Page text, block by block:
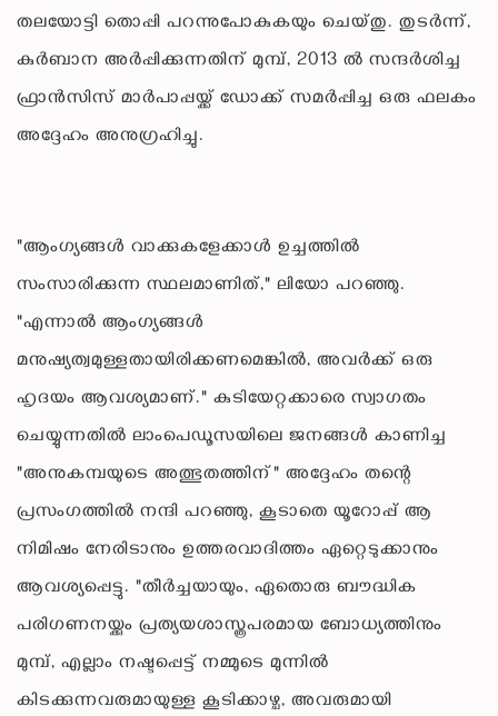
തലയോട്ടി തൊപ്പി പറന്നുപോകുകയും ചെയ്തു. തുടർന്ന്,
കുർബാന അർപ്പിക്കുന്നതിന് മുമ്പ്, 2013 ൽ സന്ദർശിച്ച
ഫ്രാൻസിസ് മാർപാപ്പയ്ക്ക് ഡോക്ക് സമർപ്പിച്ച ഒരു ഫലകം
അദ്ദേഹം അനുഗ്രഹിച്ചു.
"ആംഗ്യങ്ങൾ വാക്കുകളേക്കാൾ ഉച്ചത്തിൽ
സംസാരിക്കുന്ന സ്ഥലമാണിത്," ലിയോ പറഞ്ഞു.
"എന്നാൽ ആംഗ്യങ്ങൾ
മനുഷ്യത്വമുള്ളതായിരിക്കണമെങ്കിൽ, അവർക്ക് ഒരു
ഹൃദയം ആവശ്യമാണ്." കുടിയേറ്റക്കാരെ സ്വാഗതം
ചെയ്യുന്നതിൽ ലാംപെഡൂസയിലെ ജനങ്ങൾ കാണിച്ച
"അനുകമ്പയുടെ അത്ഭുതത്തിന്" അദ്ദേഹം തന്റെ
പ്രസംഗത്തിൽ നന്ദി പറഞ്ഞു, കൂടാതെ യൂറോപ്പ് ആ
നിമിഷം നേരിടാനും ഉത്തരവാദിത്തം ഏറ്റെടുക്കാനും
ആവശ്യപ്പെട്ടു. "തീർച്ചയായും, ഏതൊരു ബൗദ്ധിക
പരിഗണനയ്ക്കും പ്രത്യയശാസ്ത്രപരമായ ബോധ്യത്തിനും
മുമ്പ്, എല്ലാം നഷ്ടപ്പെട്ട് നമ്മുടെ മുന്നിൽ
കിടക്കുന്നവരുമായുള്ള കൂടിക്കാഴ്ച, അവരുമായി